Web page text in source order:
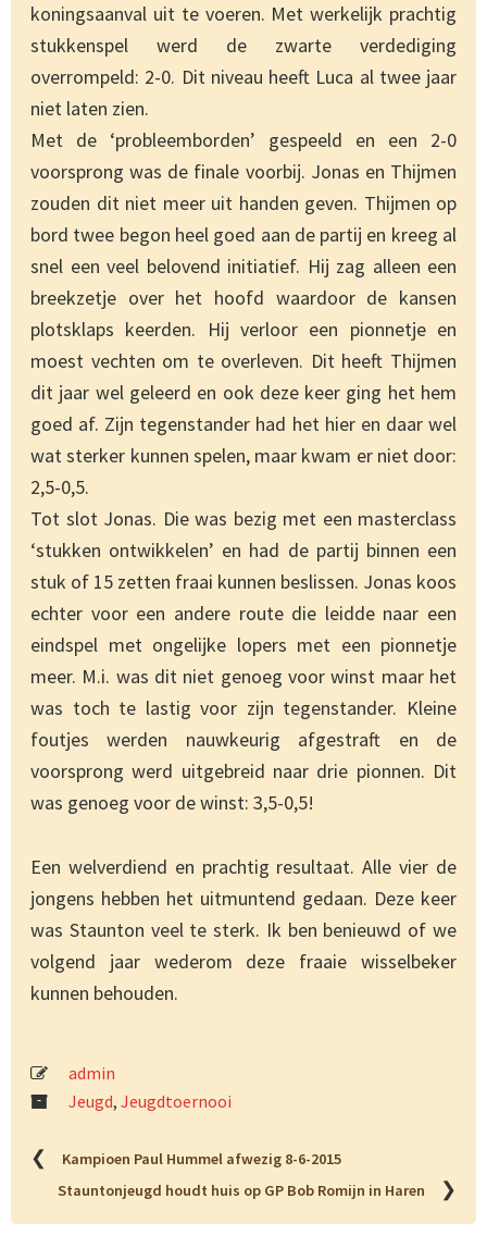
koningsaanval uit te voeren. Met werkelijk prachtig
stukkenspel werd de zwarte verdediging
overrompeld: 2-0. Dit niveau heeft Luca al twee jaar
niet laten zien.
Met de ‘probleemborden’ gespeeld en een 2-0
voorsprong was de finale voorbij. Jonas en Thijmen
zouden dit niet meer uit handen geven. Thijmen op
bord twee begon heel goed aan de partij en kreeg al
snel een veel belovend initiatief. Hij zag alleen een
breekzetje over het hoofd waardoor de kansen
plotsklaps keerden. Hij verloor een pionnetje en
moest vechten om te overleven. Dit heeft Thijmen
dit jaar wel geleerd en ook deze keer ging het hem
goed af. Zijn tegenstander had het hier en daar wel
wat sterker kunnen spelen, maar kwam er niet door:
2,5-0,5.
Tot slot Jonas. Die was bezig met een masterclass
‘stukken ontwikkelen’ en had de partij binnen een
stuk of 15 zetten fraai kunnen beslissen. Jonas koos
echter voor een andere route die leidde naar een
eindspel met ongelijke lopers met een pionnetje
meer. M.i. was dit niet genoeg voor winst maar het
was toch te lastig voor zijn tegenstander. Kleine
foutjes werden nauwkeurig afgestraft en de
voorsprong werd uitgebreid naar drie pionnen. Dit
was genoeg voor de winst: 3,5-0,5!
Een welverdiend en prachtig resultaat. Alle vier de
jongens hebben het uitmuntend gedaan. Deze keer
was Staunton veel te sterk. Ik ben benieuwd of we
volgend jaar wederom deze fraaie wisselbeker
kunnen behouden.
admin
Jeugd, Jeugdtoernooi
❮
Kampioen Paul Hummel afwezig 8-6-2015
Stauntonjeugd houdt huis op GP Bob Romijn in Haren
❯